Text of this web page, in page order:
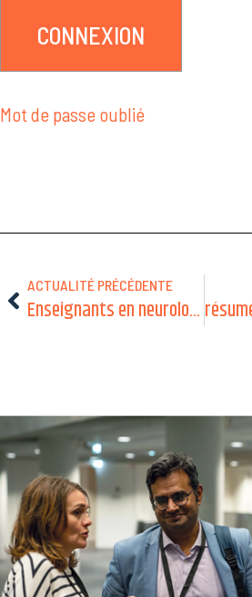
Mot de passe oublié
ACTUALITÉ PRÉCÉDENTE
Enseignants en neurologie pédiatrique 2024 2025